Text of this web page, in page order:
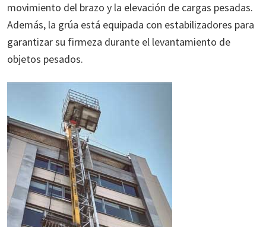
movimiento del brazo y la elevación de cargas pesadas.
Además, la grúa está equipada con estabilizadores para
garantizar su firmeza durante el levantamiento de
objetos pesados.